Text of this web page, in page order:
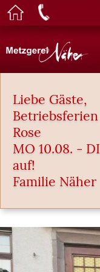
Liebe Gäste,
Rose
MO 10.08. -
auf!
Familie Näher